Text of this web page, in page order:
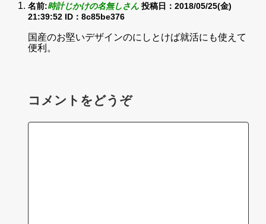
名前:時計じかけの名無しさん 投稿日：2018/05/25(金)
21:39:52 ID：8c85be376
国産のお堅いデザインのにしとけば就活にも使えて
便利。
コメントをどうぞ